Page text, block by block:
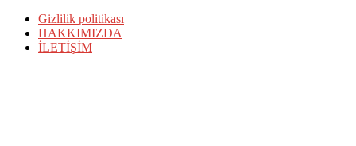
Gizlilik politikası
HAKKIMIZDA
İLETİŞİM